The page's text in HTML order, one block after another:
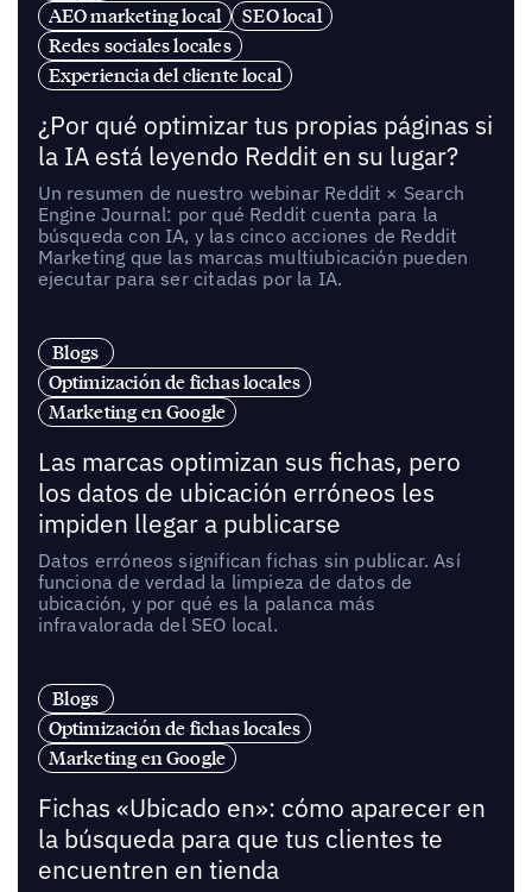
AEO marketing local
SEO local
Redes sociales locales
Experiencia del cliente local
¿Por qué optimizar tus propias páginas si
la IA está leyendo Reddit en su lugar?
Un resumen de nuestro webinar Reddit × Search
Engine Journal: por qué Reddit cuenta para la
búsqueda con IA, y las cinco acciones de Reddit
Marketing que las marcas multiubicación pueden
ejecutar para ser citadas por la IA.
Blogs
Optimización de fichas locales
Marketing en Google
Las marcas optimizan sus fichas, pero
los datos de ubicación erróneos les
impiden llegar a publicarse
Datos erróneos significan fichas sin publicar. Así
funciona de verdad la limpieza de datos de
ubicación, y por qué es la palanca más
infravalorada del SEO local.
Blogs
Optimización de fichas locales
Marketing en Google
Fichas «Ubicado en»: cómo aparecer en
la búsqueda para que tus clientes te
encuentren en tienda